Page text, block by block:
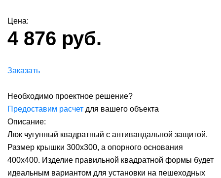
Цена:
4 876 руб.
Заказать
Необходимо проектное решение?
Предоставим расчет для вашего объекта
Описание:
Люк чугунный квадратный с антивандальной защитой.
Размер крышки 300х300, а опорного основания
400х400. Изделие правильной квадратной формы будет
идеальным вариантом для установки на пешеходных